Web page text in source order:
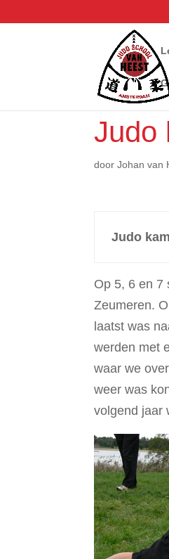
Judo
doorJohan van
Judo
Op 5, 6 en 7
Zeumeren.
laatst was
werden met
waar we
weer was
volgend jaar